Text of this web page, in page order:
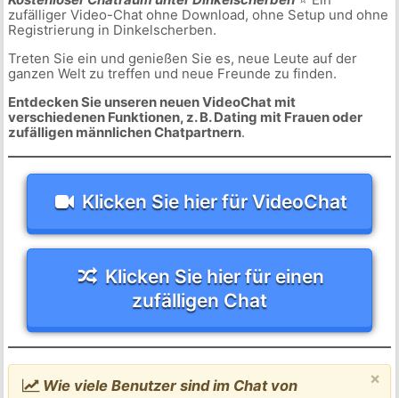
zufälliger Video-Chat ohne Download, ohne Setup und ohne
Registrierung in Dinkelscherben.
Treten Sie ein und genießen Sie es, neue Leute auf der
ganzen Welt zu treffen und neue Freunde zu finden.
Entdecken Sie unseren neuen VideoChat mit
verschiedenen Funktionen, z. B. Dating mit Frauen oder
zufälligen männlichen Chatpartnern.
Klicken Sie hier für VideoChat
Klicken Sie hier für einen
zufälligen Chat
×
Wie viele Benutzer sind im Chat von